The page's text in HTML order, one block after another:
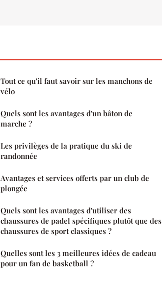
Tout ce qu'il faut savoir sur les manchons de
vélo
Quels sont les avantages d'un bâton de
marche ?
Les privilèges de la pratique du ski de
randonnée
Avantages et services offerts par un club de
plongée
Quels sont les avantages d'utiliser des
chaussures de padel spécifiques plutôt que des
chaussures de sport classiques ?
Quelles sont les 3 meilleures idées de cadeau
pour un fan de basketball ?